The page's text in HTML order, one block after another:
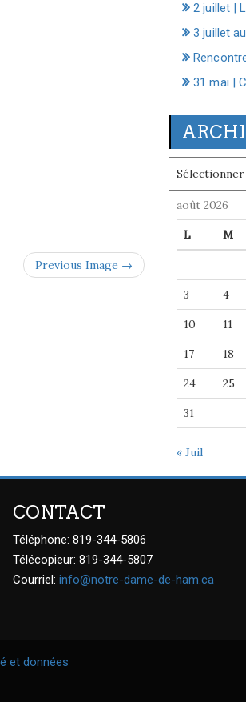
Previous Image →
2 juillet |
3 juillet
31 mai |
août 2026
L M
3 4
10 11
17 18
24 25
31
« Juil
CONTACT
Téléphone: 819-344-5806
Télécopieur: 819-344-5807
Courriel: info@notre-dame-de-ham.ca
et données